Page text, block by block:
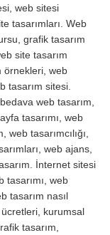
web sitesi
tasarımları. Web
grafik tasarım
site tasarım
örnekleri, web
tasarım sitesi.
web tasarım,
tasarımı, web
tasarımcılığı,
web ajans,
İnternet sitesi
tasarımı, web
tasarım nasıl
ücretleri, kurumsal
tasarım,